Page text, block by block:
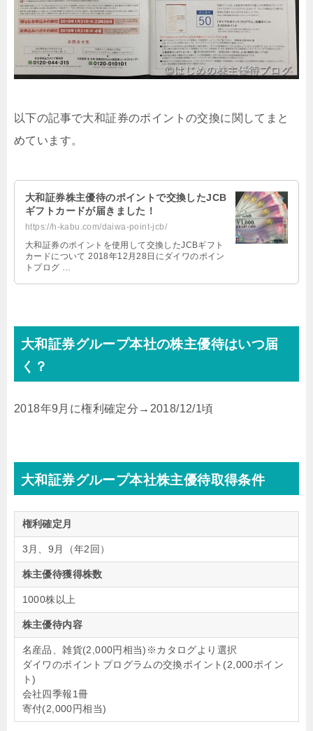
以下の記事で大和証券のポイントの交換に関してまと
めています。
大和証券株主優待のポイントで交換したJCB
ギフトカードが届きました！
https://h-kabu.com/daiwa-point-jcb/
大和証券のポイントを使用して交換したJCBギフト
カードについて 2018年12月28日にダイワのポイン
トプログ …
大和証券グループ本社の株主優待はいつ届
く？
2018年9月に権利確定分→2018/12/1頃
大和証券グループ本社株主優待取得条件
権利確定月
3月、9月（年2回）
株主優待獲得株数
1000株以上
株主優待内容
名産品、雑貨(2,000円相当)※カタログより選択
ダイワのポイントプログラムの交換ポイント(2,000ポイン
ト)
会社四季報1冊
寄付(2,000円相当)